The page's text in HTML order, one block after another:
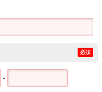
必須
-